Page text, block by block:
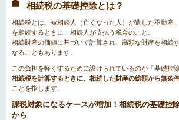
相続税の基礎控除とは？
相続税とは、被相続人（亡くなった人）が遺した不動産
を相続するときに、相続人が支払う税金のこと。
相続財産の価値に基づいて計算され、高額な財産を相続
なることもあります。
この負担を軽くするために設けられているのが「基礎控除
相続税を計算するときに、相続した財産の総額から無条
ことを指します。
課税対象になるケースが増加！相続税の基礎控
から